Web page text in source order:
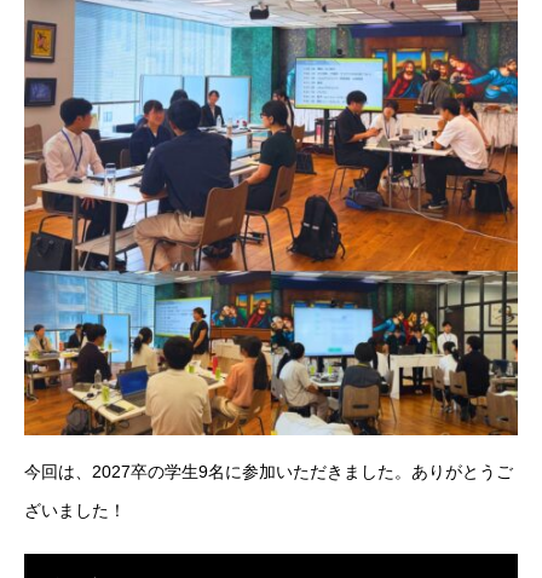
今回は、2027卒の学生9名に参加いただきました。ありがとうご
ざいました！